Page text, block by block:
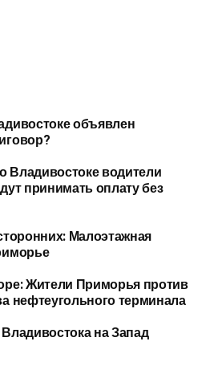
объявлен
Владивостоке водители
принимать оплату без
Малоэтажная
Жители Приморья против
нефтеугольного терминала
на Запад